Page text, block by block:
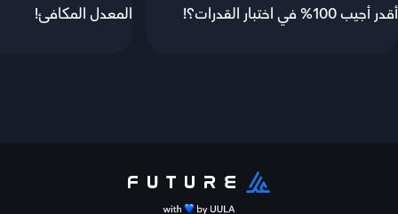
أقدر أجيب 100% في اختبار القدرات؟!
المعدل المكافئ!